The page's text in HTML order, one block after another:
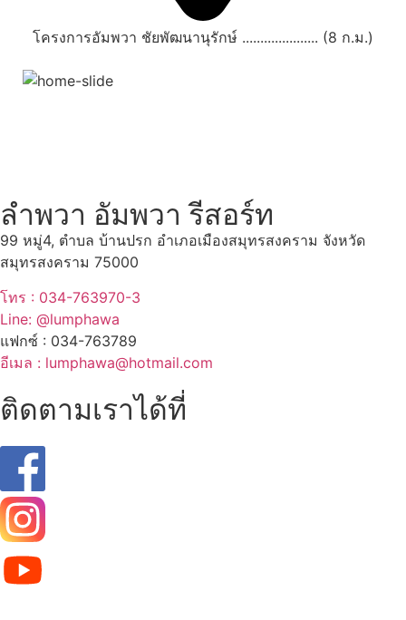
โครงการอัมพวา ชัยพัฒนานุรักษ์ ..................... (8 ก.ม.)
ลำพวา อัมพวา รีสอร์ท
99 หมู่4, ตำบล บ้านปรก อำเภอเมืองสมุทรสงคราม จังหวัด
สมุทรสงคราม 75000
โทร : 034-763970-3
Line: @lumphawa
แฟกซ์ : 034-763789
อีเมล : lumphawa@hotmail.com
ติดตามเราได้ที่